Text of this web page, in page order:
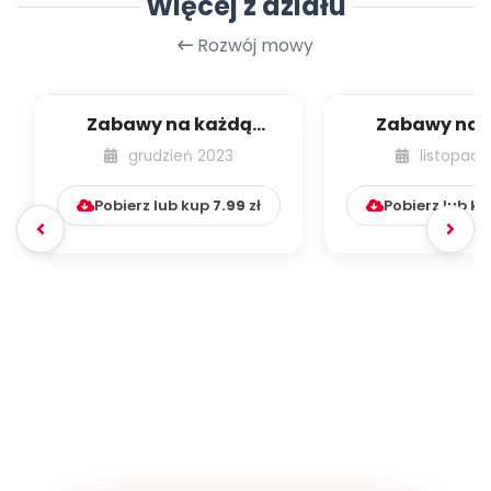
Rozwój mowy
Zabawy na każdą
okazję. Pingwinkowe
zabawy zimowe
grudzień 2023
Pobierz lub kup 7.99 zł
Zabawy na
okazję.listopad
Pobierz lub